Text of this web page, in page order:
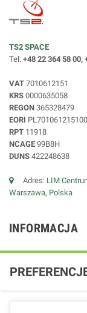
TS2 SPACE
Tel: +48 22 364 58 00,
VAT 7010612151
KRS 0000635058
REGON 365328479
EORI
RPT 11918
NCAGE 99B8H
DUNS 422248638
Adres: LIM
Warszawa, Polska
INFORMACJA